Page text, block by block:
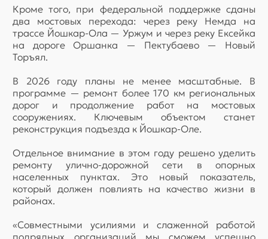
Кроме того, при федеральной поддержке сданы
два мостовых перехода: через реку Немда на
трассе Йошкар-Ола — Уржум и через реку Ексейка
на дороге Оршанка — Пектубаево — Новый
Торъял.
В 2026 году планы не менее масштабные. В
программе — ремонт более 170 км региональных
дорог и продолжение работ на мостовых
сооружениях. Ключевым объектом станет
реконструкция подъезда к Йошкар-Оле.
Отдельное внимание в этом году решено уделить
ремонту улично-дорожной сети в опорных
населенных пунктах. Это новый показатель,
который должен повлиять на качество жизни в
районах.
«Совместными усилиями и слаженной работой